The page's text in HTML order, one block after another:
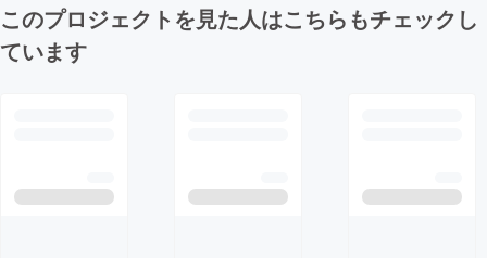
このプロジェクトを見た人はこちらもチェックし
ています